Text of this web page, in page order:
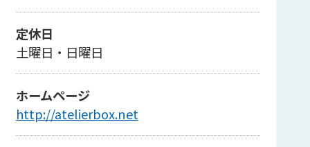
定休日
土曜日・日曜日
ホームページ
http://atelierbox.net